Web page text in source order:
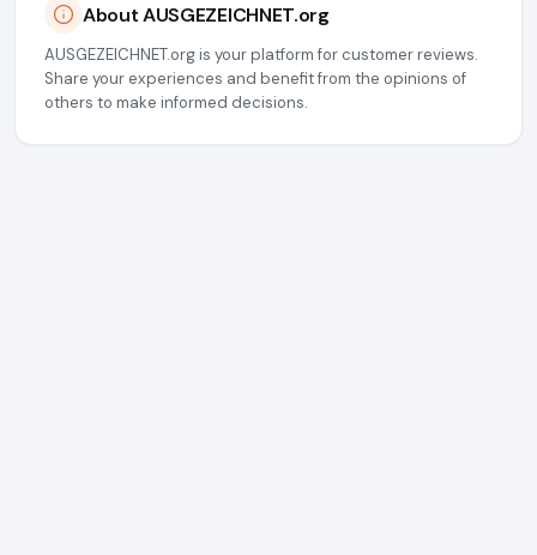
About AUSGEZEICHNET.org
AUSGEZEICHNET.org is your platform for customer reviews.
Share your experiences and benefit from the opinions of
others to make informed decisions.